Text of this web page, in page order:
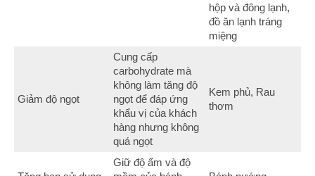
hộp và đông lạnh,
đồ ăn lạnh tráng
miệng
Giảm độ ngọt
Cung cấp
carbohydrate mà
không làm tăng độ
ngọt để đáp ứng
khẩu vị của khách
hàng nhưng không
quá ngọt
Kem phủ, Rau
thơm
Giữ độ ẩm và độ